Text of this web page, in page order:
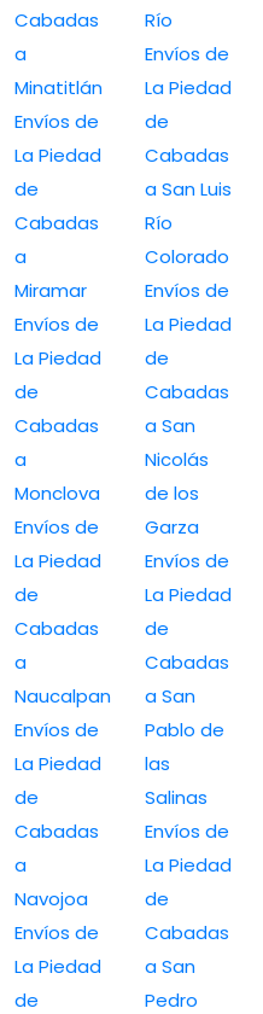
Cabadas
a
Minatitlán
Envíos de
La Piedad
de
Cabadas
a
Miramar
Envíos de
La Piedad
de
Cabadas
a
Monclova
Envíos de
La Piedad
de
Cabadas
a
Naucalpan
Envíos de
La Piedad
de
Cabadas
a
Navojoa
Envíos de
La Piedad
de
Río
Envíos de
La Piedad
de
Cabadas
a San Luis
Río
Colorado
Envíos de
La Piedad
de
Cabadas
a San
Nicolás
de los
Garza
Envíos de
La Piedad
de
Cabadas
a San
Pablo de
las
Salinas
Envíos de
La Piedad
de
Cabadas
a San
Pedro